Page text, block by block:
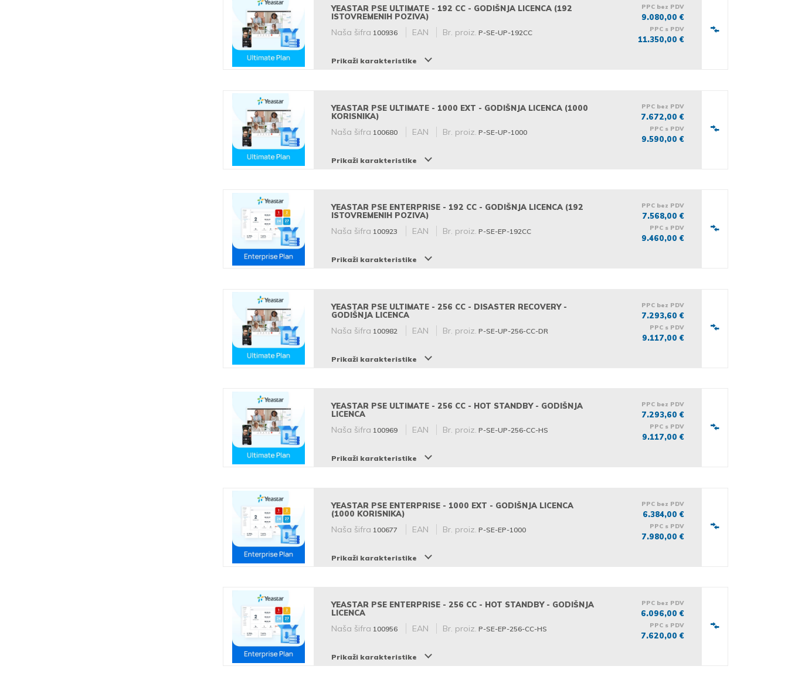
YEASTAR PSE ULTIMATE - 192 CC - GODIŠNJA LICENCA (192
ISTOVREMENIH POZIVA)
Naša šifra 100936 EAN Br. proiz. P-SE-UP-192CC
Prikaži karakteristike
PPC bez PDV
9.080,00 €
PPC s PDV
11.350,00 €
YEASTAR PSE ULTIMATE - 1000 EXT - GODIŠNJA LICENCA (1000
KORISNIKA)
Naša šifra 100680 EAN Br. proiz. P-SE-UP-1000
Prikaži karakteristike
PPC bez PDV
7.672,00 €
PPC s PDV
9.590,00 €
YEASTAR PSE ENTERPRISE - 192 CC - GODIŠNJA LICENCA (192
ISTOVREMENIH POZIVA)
Naša šifra 100923 EAN Br. proiz. P-SE-EP-192CC
Prikaži karakteristike
PPC bez PDV
7.568,00 €
PPC s PDV
9.460,00 €
YEASTAR PSE ULTIMATE - 256 CC - DISASTER RECOVERY -
GODIŠNJA LICENCA
Naša šifra 100982 EAN Br. proiz. P-SE-UP-256-CC-DR
Prikaži karakteristike
PPC bez PDV
7.293,60 €
PPC s PDV
9.117,00 €
YEASTAR PSE ULTIMATE - 256 CC - HOT STANDBY - GODIŠNJA
LICENCA
Naša šifra 100969 EAN Br. proiz. P-SE-UP-256-CC-HS
Prikaži karakteristike
PPC bez PDV
7.293,60 €
PPC s PDV
9.117,00 €
YEASTAR PSE ENTERPRISE - 1000 EXT - GODIŠNJA LICENCA
(1000 KORISNIKA)
Naša šifra 100677 EAN Br. proiz. P-SE-EP-1000
Prikaži karakteristike
PPC bez PDV
6.384,00 €
PPC s PDV
7.980,00 €
YEASTAR PSE ENTERPRISE - 256 CC - HOT STANDBY - GODIŠNJA
LICENCA
Naša šifra 100956 EAN Br. proiz. P-SE-EP-256-CC-HS
Prikaži karakteristike
PPC bez PDV
6.096,00 €
PPC s PDV
7.620,00 €